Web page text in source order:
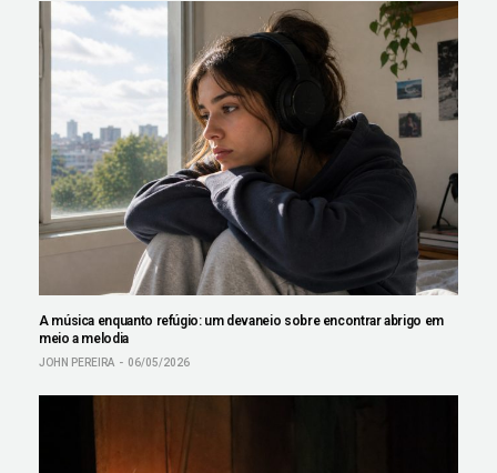
A música enquanto refúgio: um devaneio sobre encontrar abrigo em
meio a melodia
JOHN PEREIRA 06/05/2026